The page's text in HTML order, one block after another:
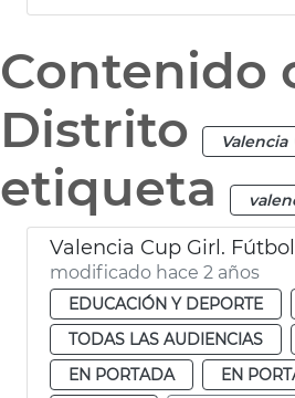
Contenido
Distrito
Valencia
etiqueta
Valencia Cup Girl.
modificado hace 2 años
EDUCACIÓN Y DEPORTE
TODAS LAS AUDIENCIAS
EN PORTADA
EN